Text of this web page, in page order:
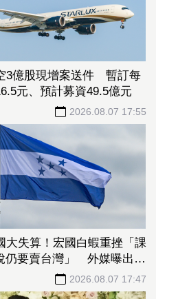
3億股現增案送件 暫訂每
元、預計募資49.5億元
2026.08.07 17:55
大失算！宏國白蝦重挫「課
仍要賣台灣」 外媒曝出口
2026.08.07 17:47